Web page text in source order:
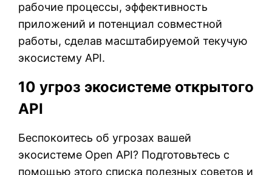
рабочие процессы, эффективность
приложений и потенциал совместной
работы, сделав масштабируемой текучую
экосистему API.
10 угроз экосистеме открытого
API
Беспокоитесь об угрозах вашей
экосистеме Open API? Подготовьтесь с
помощью этого списка полезных советов и